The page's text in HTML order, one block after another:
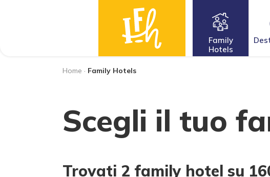
Family
Hotels
Home · Family Hotels
Scegli il tuo
Trovati 2 family hotel su